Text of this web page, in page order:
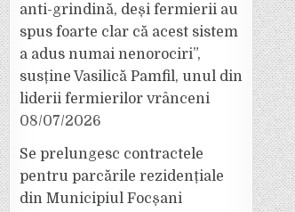
anti-grindină, deși fermierii au
spus foarte clar că acest sistem
a adus numai nenorociri”,
susține Vasilică Pamfil, unul din
liderii fermierilor vrânceni
08/07/2026
Se prelungesc contractele
pentru parcările rezidențiale
din Municipiul Focșani